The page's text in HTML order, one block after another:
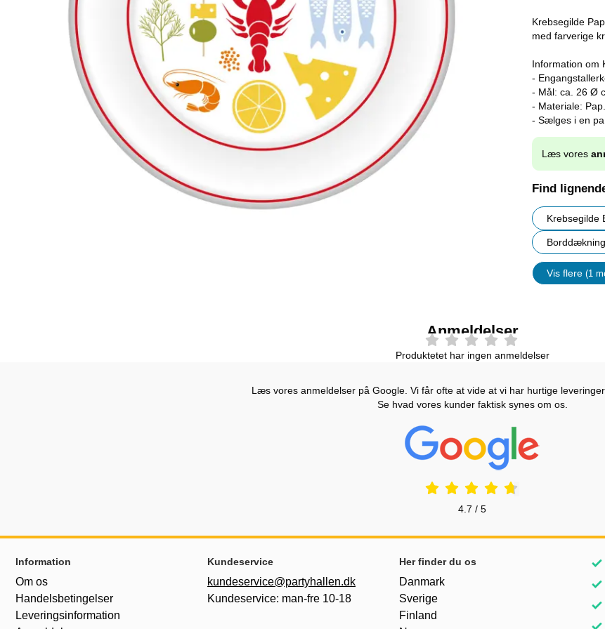
Krebsegilde
med farverige
Information om
-
- Mål: ca. 26 Ø
- Materiale: Pap.
- Sælges i en
Læs vores
Find
Krebsegilde
Borddækning
Vis flere (1
Anmeldelser
Produktetet har ingen anmeldelser
Læs vores anmeldelser på Google. Vi får ofte at vide at vi har hurtige
Se hvad vores kunder faktisk synes om os.
Prisjakt Anmeldelser: 4.7
4.7 / 5
Sidefodsinhold Blandet info og links
Information
Om os
Handelsbetingelser
Leveringsinformation
Kundeservice
kundeservice@partyhallen.dk
Kundeservice: man-fre 10-18
Her finder du os
Danmark
Sverige
Finland